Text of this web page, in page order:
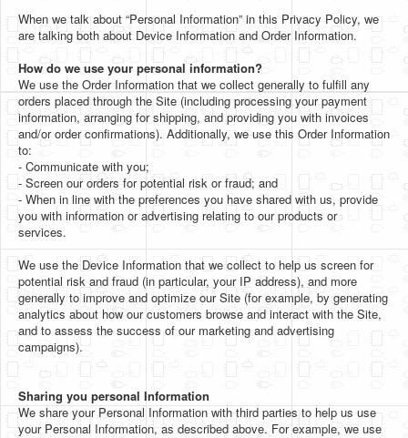
When we talk about “Personal Information” in this Privacy Policy, we
are talking both about Device Information and Order Information.
How do we use your personal information?
We use the Order Information that we collect generally to fulfill any
orders placed through the Site (including processing your payment
information, arranging for shipping, and providing you with invoices
and/or order confirmations). Additionally, we use this Order Information
to:
- Communicate with you;
- Screen our orders for potential risk or fraud; and
- When in line with the preferences you have shared with us, provide
you with information or advertising relating to our products or
services.
We use the Device Information that we collect to help us screen for
potential risk and fraud (in particular, your IP address), and more
generally to improve and optimize our Site (for example, by generating
analytics about how our customers browse and interact with the Site,
and to assess the success of our marketing and advertising
campaigns).
Sharing you personal Information
We share your Personal Information with third parties to help us use
your Personal Information, as described above. For example, we use